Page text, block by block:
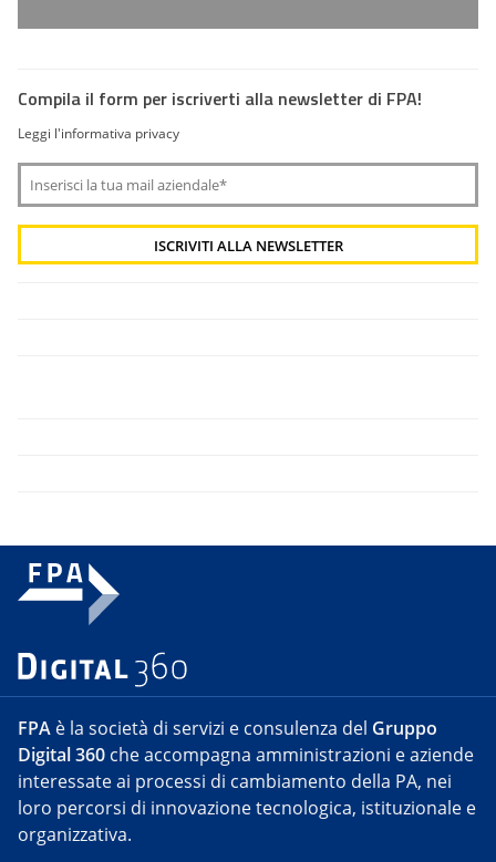
Compila il form per iscriverti alla newsletter di FPA!
Leggi l'informativa privacy
FPA è la società di servizi e consulenza del Gruppo
Digital 360 che accompagna amministrazioni e aziende
interessate ai processi di cambiamento della PA, nei
loro percorsi di innovazione tecnologica, istituzionale e
organizzativa.